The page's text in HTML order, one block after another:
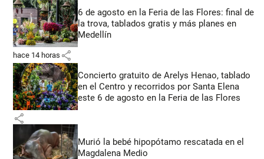
6 de agosto en la Feria de las Flores: final de
la trova, tablados gratis y más planes en
Medellín
hace 14 horas share
Concierto gratuito de Arelys Henao, tablado
en el Centro y recorridos por Santa Elena
este 6 de agosto en la Feria de las Flores
share
Murió la bebé hipopótamo rescatada en el
Magdalena Medio